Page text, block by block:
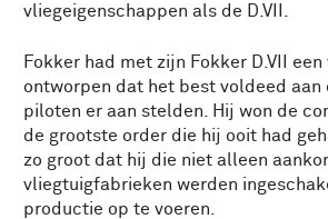
vliegeigenschappen als de D.VII.
Fokker had met zijn Fokker D.VII
ontworpen dat het best voldeed aan
piloten er aan stelden. Hij won de
de grootste order die hij ooit had
zo groot dat hij die niet alleen
vliegtuigfabrieken werden
productie op te voeren.